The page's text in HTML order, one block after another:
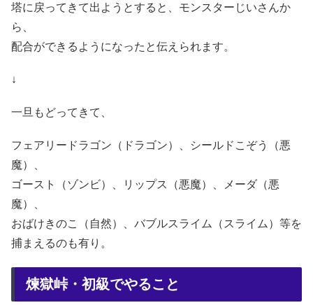
塔に戻ってきて出ようとすると、モンスターじいさんか
ら、
配合ができるようになったと伝えられます。
↓
一旦もどってきて、
フェアリードラゴン（ドラゴン）、シールドこぞう（悪
魔）、
ゴースト（ゾンビ）、リップス（悪魔）、メーダ（悪
魔）、
おばけきのこ（自然）、バブルスライム（スライム）等を
捕まえるのも有り。
煉獄峠・初級でやること